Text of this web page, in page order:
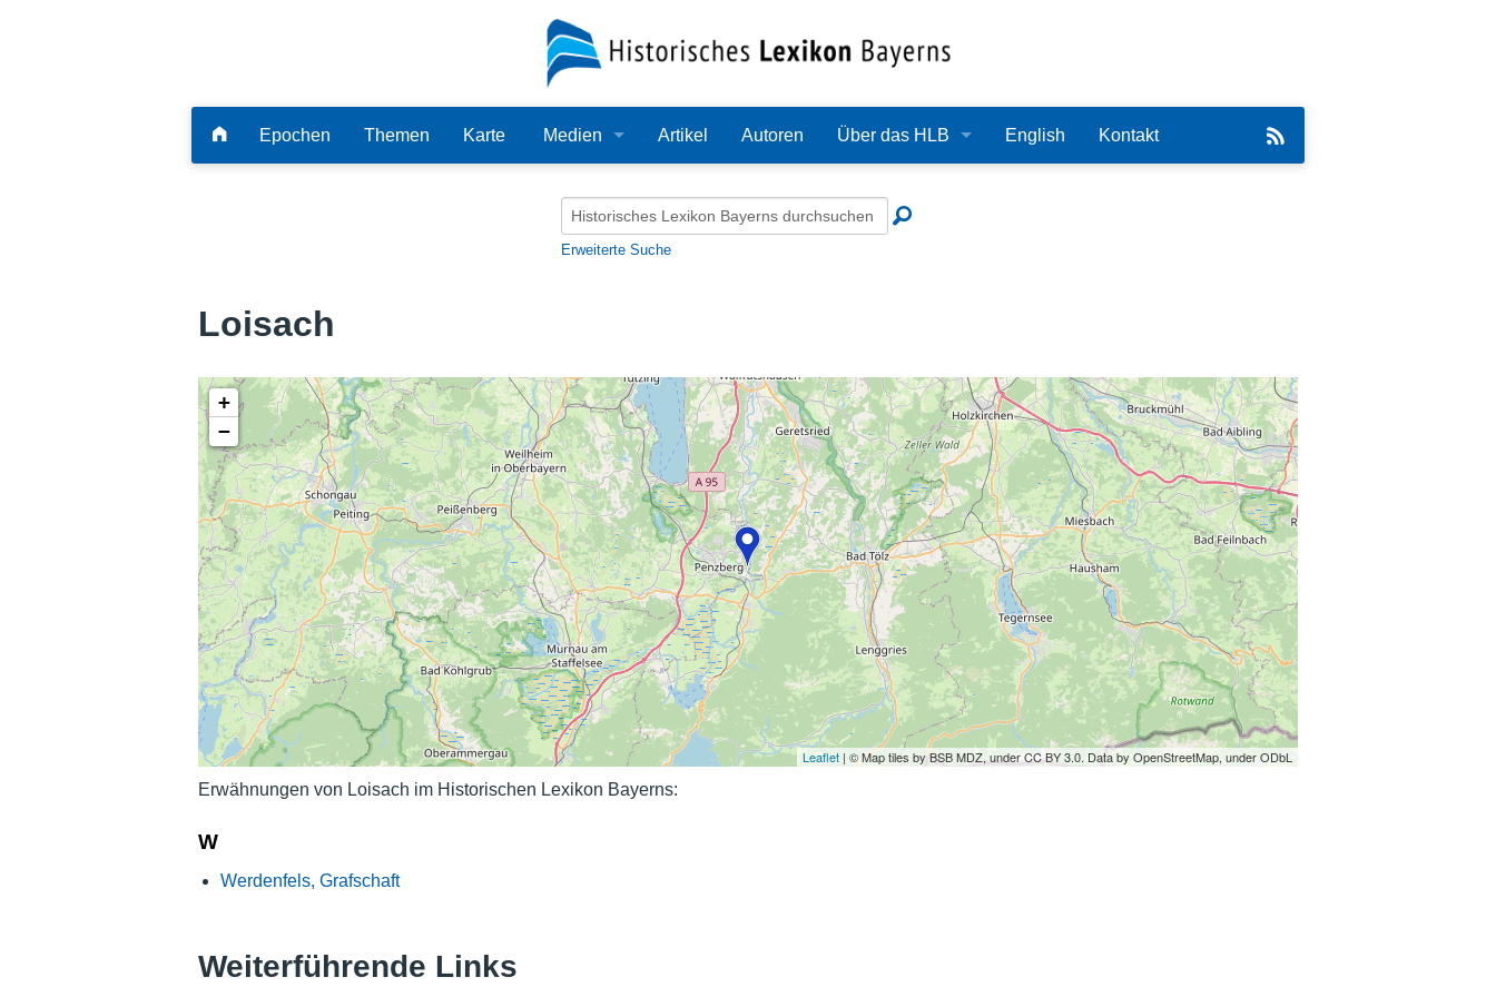
Epochen Themen Karte Medien
Audio
Alle Dateien
Artikel Autoren Über das HLB
Redaktion
Bearbeitungsstand
Zehn Jahre HLB
Häufige Fragen
Nutzungshinweise
English Kontakt
Erweiterte Suche
Loisach
+
−
Leaflet | © Map tiles by BSB MDZ, under CC BY 3.0. Data by OpenStreetMap, under ODbL
Erwähnungen von Loisach im Historischen Lexikon Bayerns:
W
Werdenfels, Grafschaft
Weiterführende Links